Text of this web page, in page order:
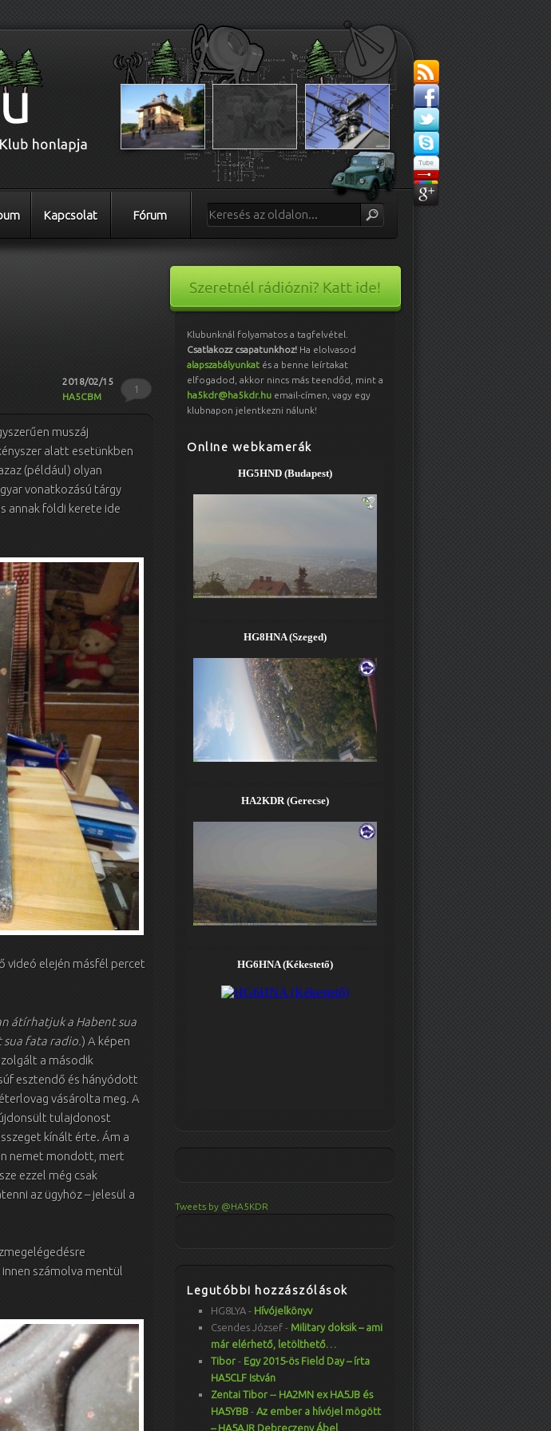
Kapcsolat Fórum
2018/02/15
HA5CBM
1
muszáj
alatt esetünkben
(például) olyan
vonatkozású tárgy
annak földi kerete ide
videó elején másfél percet
átírhatjuk a Habent sua
fata radio.) A képen
a második
esztendő és hányódott
vásárolta meg. A
tulajdonost
kínált érte. Ám a
nemet mondott, mert
ezzel még csak
az ügyhöz – jelesül a
számolva mentül
Klubunknál folyamatos a tagfelvétel.
Csatlakozz csapatunkhoz! Ha elolvasod
alapszabályunkat és a benne leírtakat
elfogadod, akkor nincs más teendőd, mint a
ha5kdr@ha5kdr.hu email-címen, vagy egy
klubnapon jelentkezni nálunk!
Online webkamerák
Tweets by @HA5KDR
Legutóbbi hozzászólások
HG8LYA - Hívójelkönyv
Csendes József - Military doksik – ami
már elérhető, letölthető…
Tibor - Egy 2015-ös Field Day – írta
HA5CLF István
Zentai Tibor -- HA2MN ex HA5JB és
HA5YBB - Az ember a hívójel mögött
– HA5AJR Debreczeny Ábel